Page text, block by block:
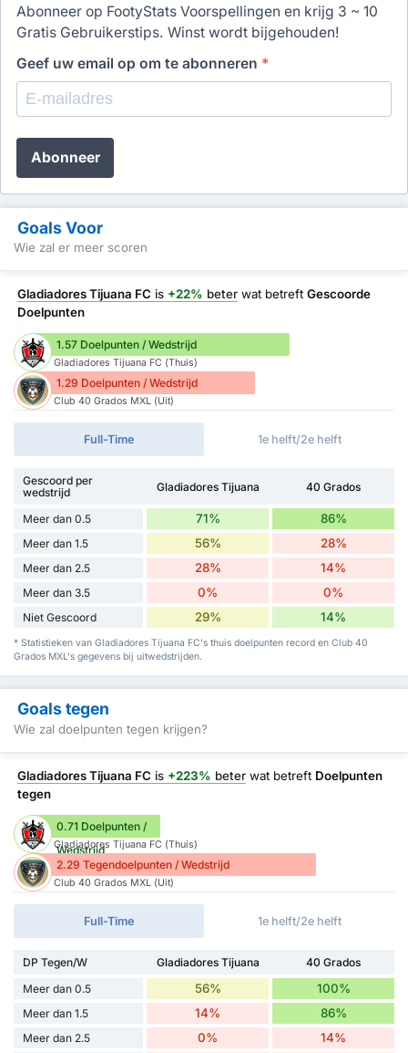
Abonneer op FootyStats Voorspellingen en krijg 3 ~ 10
Gratis Gebruikerstips. Winst wordt bijgehouden!
Geef uw email op om te abonneren *
Abonneer
Goals Voor
Wie zal er meer scoren
Gladiadores Tijuana FC is +22% beter wat betreft Gescoorde
Doelpunten
1.57 Doelpunten / Wedstrijd
Gladiadores Tijuana FC (Thuis)
1.29 Doelpunten / Wedstrijd
Club 40 Grados MXL (Uit)
Full-Time 1e helft/2e helft
Gescoord per
wedstrijd
Gladiadores Tijuana 40 Grados
Meer dan 0.5 71% 86%
Meer dan 1.5 56% 28%
Meer dan 2.5 28% 14%
Meer dan 3.5 0% 0%
Niet Gescoord 29% 14%
* Statistieken van Gladiadores Tijuana FC's thuis doelpunten record en Club 40
Grados MXL's gegevens bij uitwedstrijden.
Goals tegen
Wie zal doelpunten tegen krijgen?
Gladiadores Tijuana FC is +223% beter wat betreft Doelpunten
tegen
0.71 Doelpunten /
Wedstrijd
Gladiadores Tijuana FC (Thuis)
2.29 Tegendoelpunten / Wedstrijd
Club 40 Grados MXL (Uit)
Full-Time 1e helft/2e helft
DP Tegen/W Gladiadores Tijuana
40 Grados
Meer dan 0.5
56% 100%
Meer dan 1.5 14% 86%
Meer dan 2.5 0% 14%